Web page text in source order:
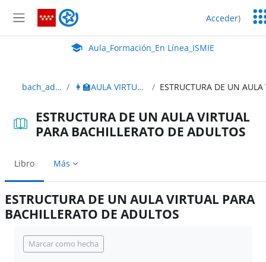
Panel lateral
Aula_Formación_En Línea_ISMIE Acceder)
Aula Virtual de EducaMadrid:
Aula_Formación_En Línea_ISMIE
bach_adultos_2edición 👩‍🏫AULA VIRTUAL BACHILLERATO ADULTOS
ESTRUCTURA DE UN AULA VIRTUAL
PARA BACHILLERATO DE ADULTOS
Libro Más
ESTRUCTURA DE UN AULA VIRTUAL PARA
BACHILLERATO DE ADULTOS
Marcar como hecha